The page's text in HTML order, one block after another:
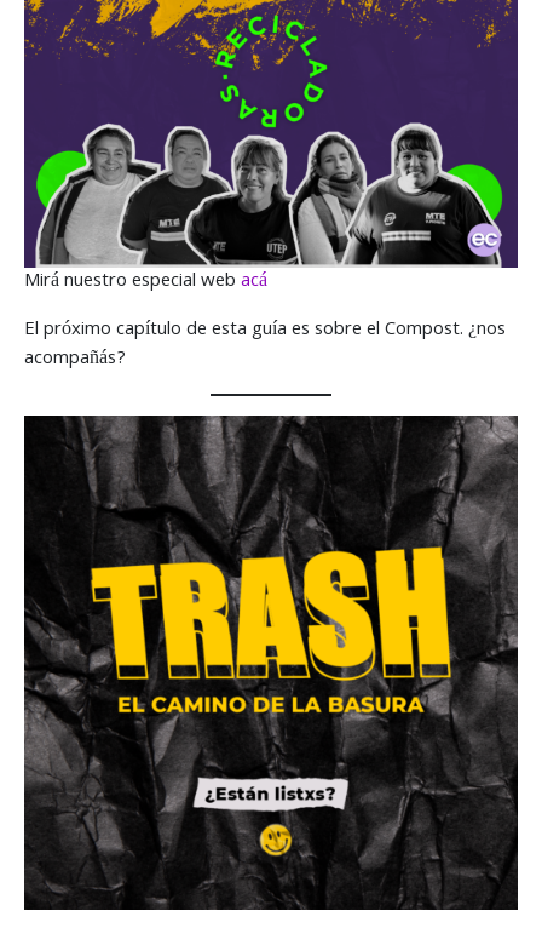
Mirá nuestro especial webacá
El próximo capítulo de esta guía es sobre el Compost. ¿nos
acompañás?